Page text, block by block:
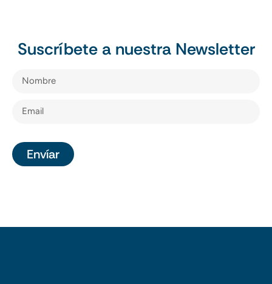
Suscríbete a nuestra Newsletter
Envíar